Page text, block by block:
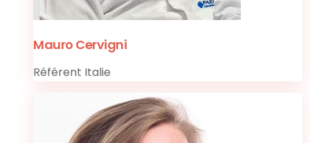
Mauro Cervigni
Référent Italie